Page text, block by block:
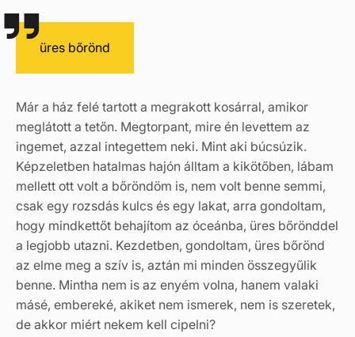
üres bőrönd
Már a ház felé tartott a megrakott kosárral, amikor
meglátott a tetőn. Megtorpant, mire én levettem az
ingemet, azzal integettem neki. Mint aki búcsúzik.
Képzeletben hatalmas hajón álltam a kikötőben, lábam
mellett ott volt a bőröndöm is, nem volt benne semmi,
csak egy rozsdás kulcs és egy lakat, arra gondoltam,
hogy mindkettőt behajítom az óceánba, üres bőrönddel
a legjobb utazni. Kezdetben, gondoltam, üres bőrönd
az elme meg a szív is, aztán mi minden összegyűlik
benne. Mintha nem is az enyém volna, hanem valaki
másé, embereké, akiket nem ismerek, nem is szeretek,
de akkor miért nekem kell cipelni?